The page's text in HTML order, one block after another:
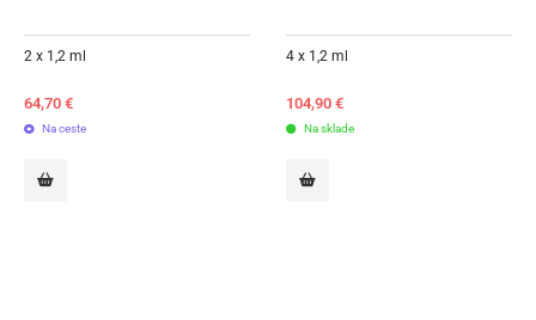
2 x 1,2 ml
64,70 €
Na ceste
4 x 1,2 ml
104,90 €
Na sklade